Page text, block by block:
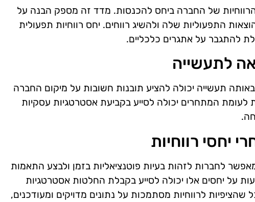
הרווחיות של החברה ביחס להכנסות. מדד זה מספק הבנה על
התפעוליות שלה ולהשיג רווחים. יחס רווחיות תפעולית
להתגבר על אתגרים כלכליים.
לתעשייה
באותה תעשייה יכולה להציע תובנות חשובות על מיקום החברה
המתחרים יכולה לסייע בקביעת אסטרטגיות עסקיות
יחסי רווחיות
לחברות לזהות בעיות פוטנציאליות בזמן ולבצע התאמות
על יחסים אלו יכולה לסייע בקבלת החלטות אסטרטגיות
שהציפיות לרווחיות מסתמכות על נתונים מדויקים ומעודכנים,